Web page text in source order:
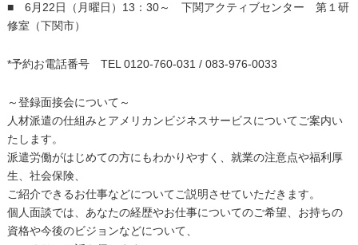
■ 6月22日（月曜日）13：30～ 下関アクティブセンター 第１研
修室（下関市）
*予約お電話番号 TEL 0120-760-031 / 083-976-0033
～登録面接会について～
人材派遣の仕組みとアメリカンビジネスサービスについてご案内い
たします。
派遣労働がはじめての方にもわかりやすく、就業の注意点や福利厚
生、社会保険、
ご紹介できるお仕事などについてご説明させていただきます。
個人面談では、あなたの経歴やお仕事についてのご希望、お持ちの
資格や今後のビジョンなどについて、